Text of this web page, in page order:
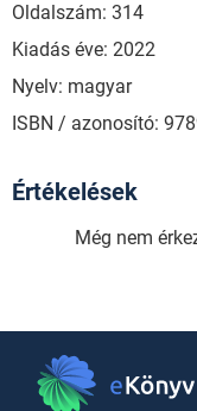
Oldalszám: 314
Kiadás éve: 2022
Nyelv: magyar
ISBN / azonosító:
Értékelések
Még nem